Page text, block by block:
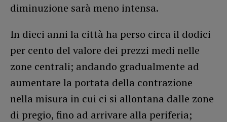
diminuzione sarà meno intensa.
In dieci anni la città ha perso circa il dodici
per cento del valore dei prezzi medi nelle
zone centrali; andando gradualmente ad
aumentare la portata della contrazione
nella misura in cui ci si allontana dalle zone
di pregio, fino ad arrivare alla periferia;